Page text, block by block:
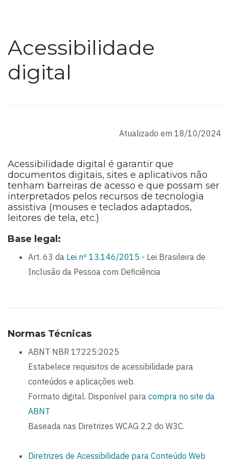
Acessibilidade
digital
Atualizado em 18/10/2024
Acessibilidade digital é garantir que
documentos digitais, sites e aplicativos não
tenham barreiras de acesso e que possam ser
interpretados pelos recursos de tecnologia
assistiva (mouses e teclados adaptados,
leitores de tela, etc.)
Base legal:
Art. 63 da Lei nº 13.146/2015 - Lei Brasileira de
Inclusão da Pessoa com Deficiência
Normas Técnicas
ABNT NBR 17225:2025
Estabelece requisitos de acessibilidade para
conteúdos e aplicações web.
Formato digital. Disponível para compra no site da
ABNT
Baseada nas Diretrizes WCAG 2.2 do W3C.
Diretrizes de Acessibilidade para Conteúdo Web